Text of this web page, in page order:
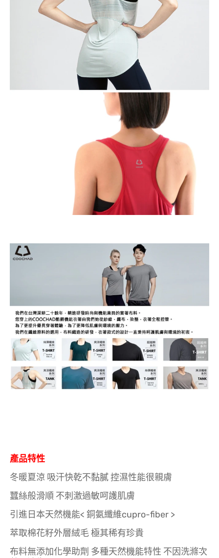
產品特性
冬暖夏涼 吸汗快乾不黏膩 控濕性能很親膚
蠶絲般滑順 不刺激過敏呵護肌膚
引進日本天然機能< 銅氨纖維cupro-fiber >
萃取棉花籽外層絨毛 極其稀有珍貴
布料無添加化學助劑 多種天然機能特性 不因洗滌次